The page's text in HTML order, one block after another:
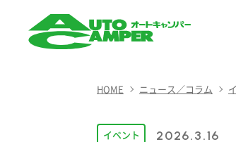
キャンパー）
HOME ニュース／コラム
イベント 2026.3.16